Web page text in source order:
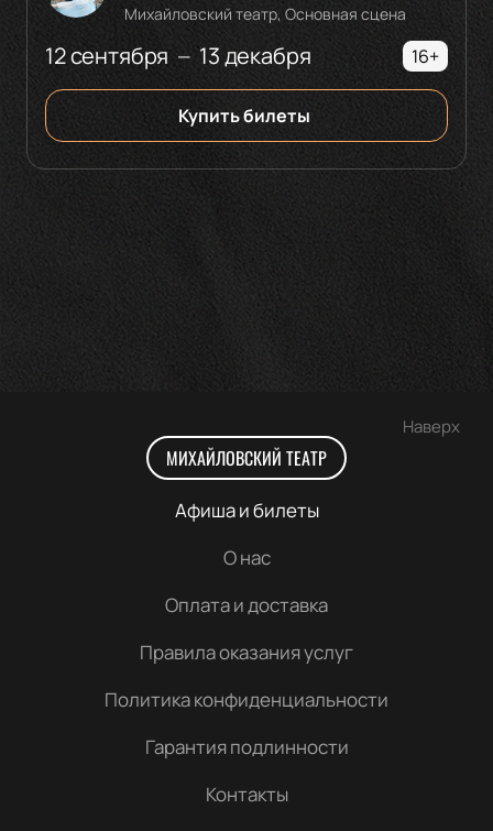
12 сентября — 13 декабря
Михайловский театр, Основная сцена
16+
Купить билеты
Наверх
МИХАЙЛОВСКИЙ ТЕАТР
Афиша и билеты
О нас
Оплата и доставка
Правила оказания услуг
Политика конфиденциальности
Гарантия подлинности
Контакты